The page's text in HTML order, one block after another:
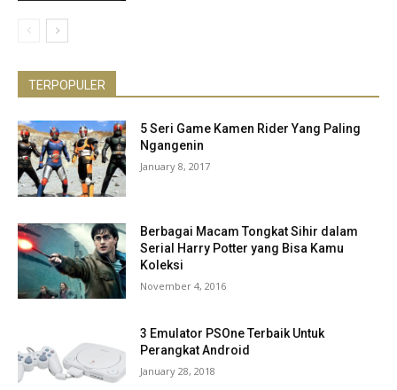
TERPOPULER
5 Seri Game Kamen Rider Yang Paling
Ngangenin
January 8, 2017
Berbagai Macam Tongkat Sihir dalam
Serial Harry Potter yang Bisa Kamu
Koleksi
November 4, 2016
3 Emulator PSOne Terbaik Untuk
Perangkat Android
January 28, 2018